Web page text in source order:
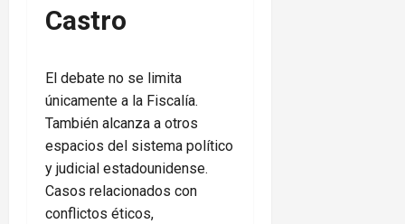
Castro
El debate no se limita
únicamente a la Fiscalía.
También alcanza a otros
espacios del sistema político
y judicial estadounidense.
Casos relacionados con
conflictos éticos,